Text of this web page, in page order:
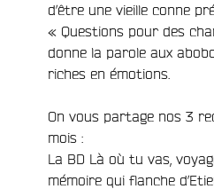
d’être une vieille conne
« Questions pour des
donne la parole aux
riches en émotions.
On vous partage nos 3
mois :
La BD Là où tu vas,
mémoire qui flanche